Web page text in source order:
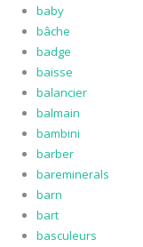
baby
bâche
badge
baisse
balancier
balmain
bambini
barber
bareminerals
barn
bart
basculeurs